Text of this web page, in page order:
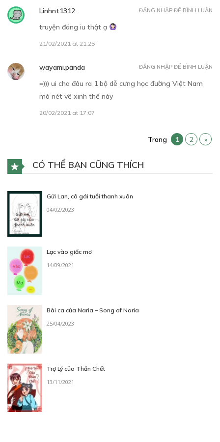
Linhnt1312
truyện đáng iu thật ạ
21/02/2021 at 21:25
ĐĂNG NHẬP ĐỂ BÌNH LUẬN
wayami.panda
=))) ui cha đâu ra 1 bộ dễ cưng học đường Việt Nam
mà nét vẽ xinh thế này
20/02/2021 at 17:07
ĐĂNG NHẬP ĐỂ BÌNH LUẬN
Trang 1 2 »
CÓ THỂ BẠN CŨNG THÍCH
Gửi Lan, cô gái tuổi thanh xuân
04/02/2023
Lạc vào giấc mơ
14/09/2021
Bài ca của Naria – Song of Naria
25/04/2023
Trợ Lý của Thần Chết
13/11/2021